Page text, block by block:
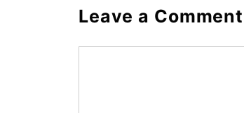
Leave a Comment